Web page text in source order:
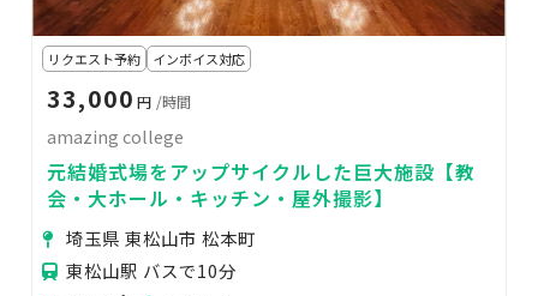
リクエスト予約 インボイス対応
33,000 円 /時間
amazing college
元結婚式場をアップサイクルした巨大施設【教
会・大ホール・キッチン・屋外撮影】
埼玉県 東松山市 松本町
東松山駅 バスで10分